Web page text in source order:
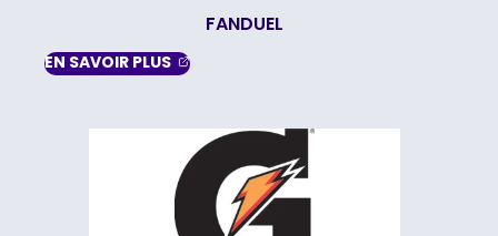
FANDUEL
EN SAVOIR PLUS , OPENS IN A NEW TAB